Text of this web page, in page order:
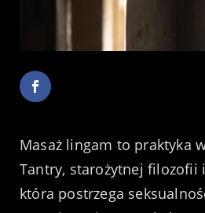
Masaż lingam to praktyka
Tantry, starożytnej filozofii
która postrzega